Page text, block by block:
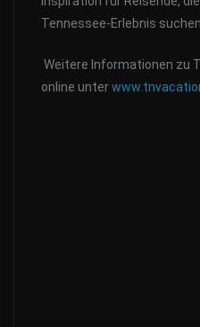
Tennessee-Erlebnis
Weitere Informationen zu
online unter